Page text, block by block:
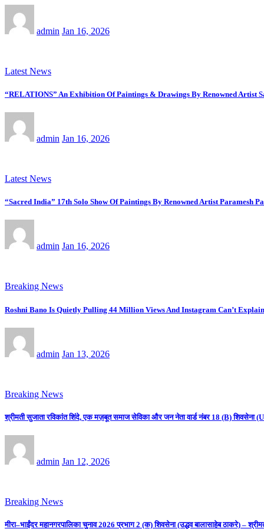
admin Jan 16, 2026
Latest News
“RELATIONS” An Exhibition Of Paintings & Drawings By Renowned
admin Jan 16, 2026
Latest News
“Sacred India” 17th Solo Show Of Paintings By Renowned Artist Paramesh
admin Jan 16, 2026
Breaking News
Roshni Bano Is Quietly Pulling 44 Million Views And Instagram Can’t
admin Jan 13, 2026
Breaking News
श्रीमती सुजाता रविकांत शिंदे, एक मज़बूत समाज सेविका और जन नेता वार्ड नंबर 18 (B) शिवसेना
admin Jan 12, 2026
Breaking News
मीरा–भाईंदर महानगरपालिका चुनाव 2026 प्रभाग 2 (क) शिवसेना (उद्धव बालासाहेब ठाकरे) –